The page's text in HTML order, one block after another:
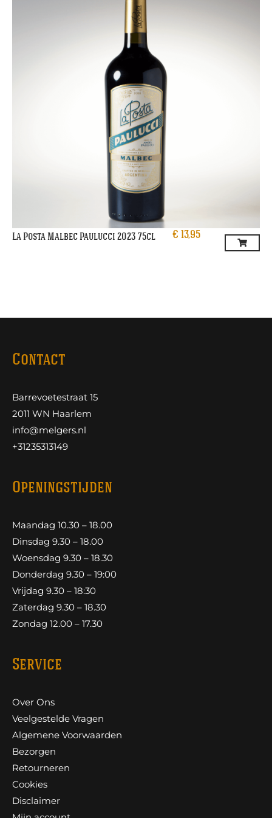
La Posta Malbec Paulucci 2023 75cl € 13,95
Contact
Barrevoetestraat 15
2011 WN Haarlem
info@melgers.nl
+31235313149
Openingstijden
Maandag 10.30 – 18.00
Dinsdag 9.30 – 18.00
Woensdag 9.30 – 18.30
Donderdag 9.30 – 19:00
Vrijdag 9.30 – 18:30
Zaterdag 9.30 – 18.30
Zondag 12.00 – 17.30
Service
Over Ons
Veelgestelde Vragen
Algemene Voorwaarden
Bezorgen
Retourneren
Cookies
Disclaimer